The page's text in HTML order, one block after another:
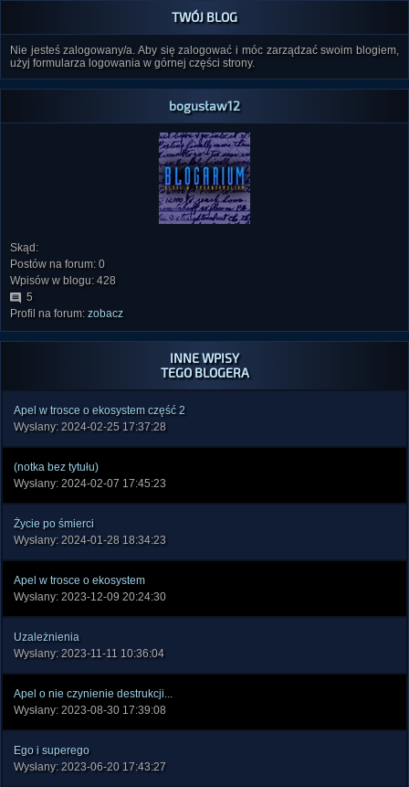
TWÓJ BLOG
Nie jesteś zalogowany/a. Aby się zalogować i móc zarządzać swoim blogiem,
użyj formularza logowania w górnej części strony.
bogusław12
Skąd:
Postów na forum: 0
Wpisów w blogu: 428
5
Profil na forum: zobacz
INNE WPISY
TEGO BLOGERA
Apel w trosce o ekosystem część 2
Wysłany: 2024-02-25 17:37:28
(notka bez tytułu)
Wysłany: 2024-02-07 17:45:23
Życie po śmierci
Wysłany: 2024-01-28 18:34:23
Apel w trosce o ekosystem
Wysłany: 2023-12-09 20:24:30
Uzależnienia
Wysłany: 2023-11-11 10:36:04
Apel o nie czynienie destrukcji...
Wysłany: 2023-08-30 17:39:08
Ego i superego
Wysłany: 2023-06-20 17:43:27